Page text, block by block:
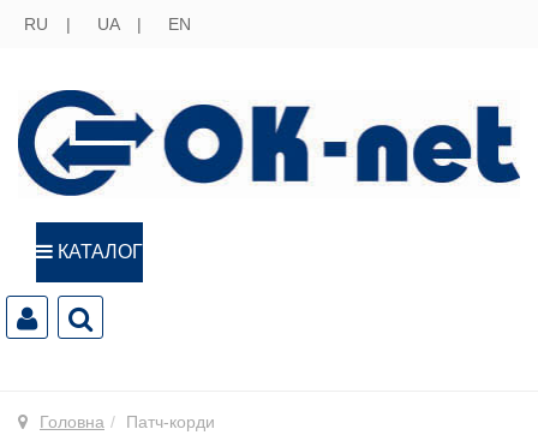
RU UA EN
КАТАЛОГ
Головна Патч-корди